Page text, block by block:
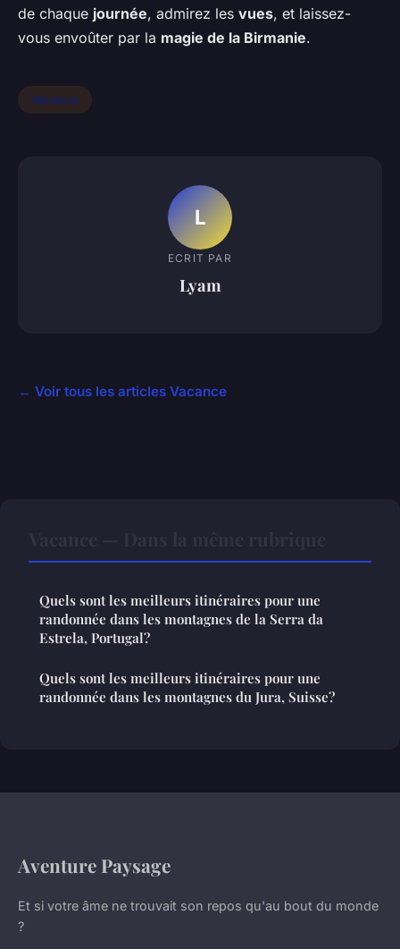
de chaque journée, admirez les vues, et laissez-
vous envoûter par la magie de la Birmanie.
Vacance
L
ECRIT PAR
Lyam
← Voir tous les articles Vacance
Quels sont les meilleurs itinéraires pour une
randonnée dans les montagnes de la Serra da
Estrela, Portugal?
Quels sont les meilleurs itinéraires pour une
randonnée dans les montagnes du Jura, Suisse?
Aventure Paysage
Et si votre âme ne trouvait son repos qu'au bout du monde
?